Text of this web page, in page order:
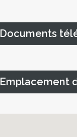
Documents
Emplacement